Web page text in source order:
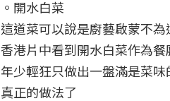
。開水白菜
這道菜可以說是廚藝啟蒙不
香港片中看到開水白菜作為
年少輕狂只做出一盤滿是菜
真正的做法了